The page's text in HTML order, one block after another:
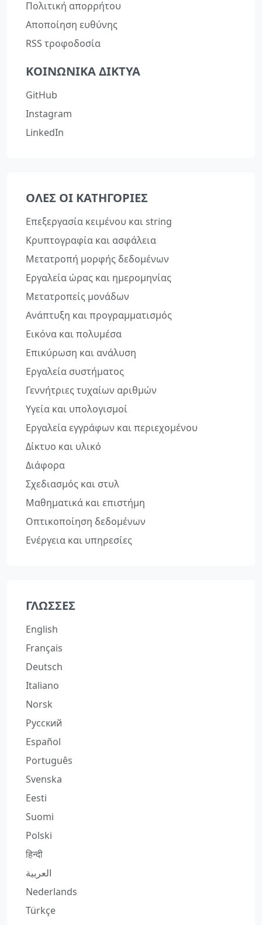
Πολιτική απορρήτου
Αποποίηση ευθύνης
RSS τροφοδοσία
ΚΟΙΝΩΝΙΚΆ ΔΊΚΤΥΑ
GitHub
Instagram
LinkedIn
ΌΛΕΣ ΟΙ ΚΑΤΗΓΟΡΊΕΣ
Επεξεργασία κειμένου και string
Κρυπτογραφία και ασφάλεια
Μετατροπή μορφής δεδομένων
Εργαλεία ώρας και ημερομηνίας
Μετατροπείς μονάδων
Ανάπτυξη και προγραμματισμός
Εικόνα και πολυμέσα
Επικύρωση και ανάλυση
Εργαλεία συστήματος
Γεννήτριες τυχαίων αριθμών
Υγεία και υπολογισμοί
Εργαλεία εγγράφων και περιεχομένου
Δίκτυο και υλικό
Διάφορα
Σχεδιασμός και στυλ
Μαθηματικά και επιστήμη
Οπτικοποίηση δεδομένων
Ενέργεια και υπηρεσίες
ΓΛΏΣΣΕΣ
English
Français
Deutsch
Italiano
Norsk
Русский
Español
Português
Svenska
Eesti
Suomi
Polski
हिन्दी
العربية
Nederlands
Türkçe